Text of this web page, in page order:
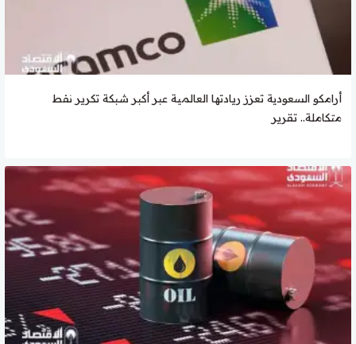
أرامكو السعودية تعزز ريادتها العالمية عبر أكبر شبكة تكرير نفط
متكاملة.. تقرير